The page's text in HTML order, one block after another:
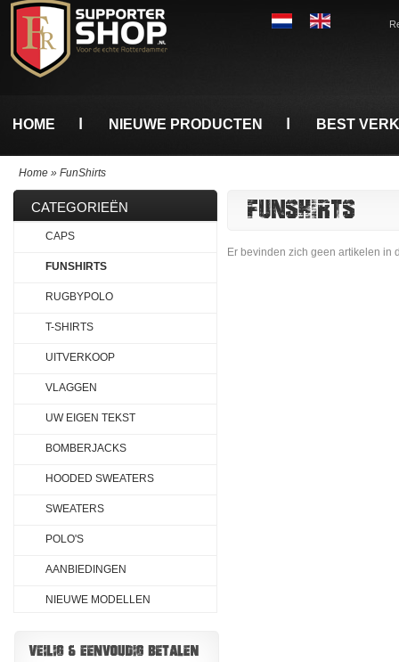
HOME NIEUWE PRODUCTEN BEST
Home » FunShirts
FUNSHIRTS
Er bevinden zich geen artikelen in
CATEGORIEËN
CAPS
FUNSHIRTS
RUGBYPOLO
T-SHIRTS
UITVERKOOP
VLAGGEN
UW EIGEN TEKST
BOMBERJACKS
HOODED SWEATERS
SWEATERS
POLO'S
AANBIEDINGEN
NIEUWE MODELLEN